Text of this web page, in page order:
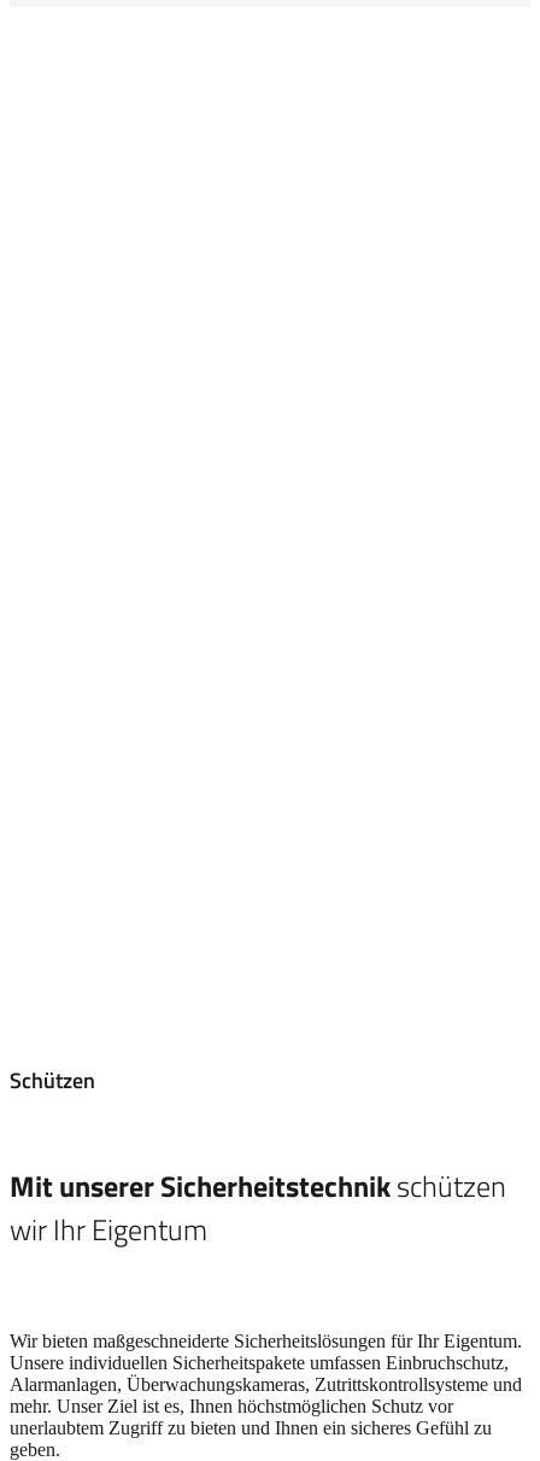
Schützen
Mit unserer Sicherheitstechnikschützen
wir Ihr Eigentum
Wir bieten maßgeschneiderte Sicherheitslösungen für Ihr Eigentum.
Unsere individuellen Sicherheitspakete umfassen Einbruchschutz,
Alarmanlagen, Überwachungskameras, Zutrittskontrollsysteme und
mehr. Unser Ziel ist es, Ihnen höchstmöglichen Schutz vor
unerlaubtem Zugriff zu bieten und Ihnen ein sicheres Gefühl zu
geben.